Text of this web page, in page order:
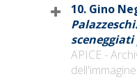
10. Gino
APICE -